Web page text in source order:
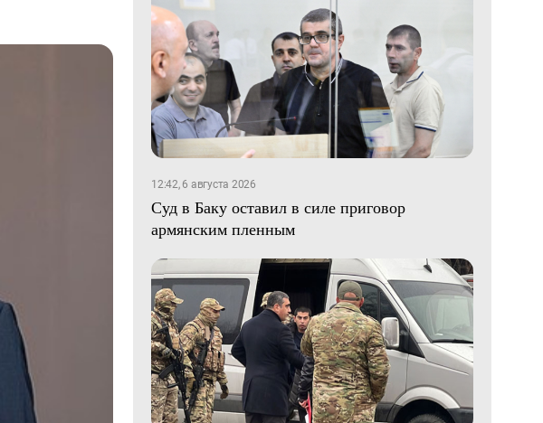
12:42, 6 августа 2026
Суд в Баку оставил в силе приговор
армянским пленным